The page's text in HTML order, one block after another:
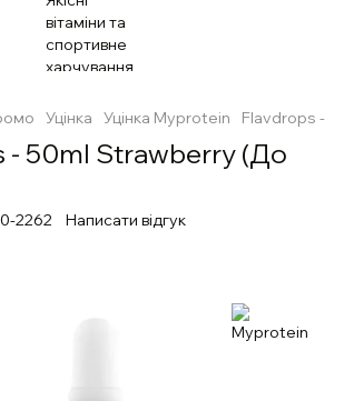
Уцінка Уцінка Myprotein Flavdrops -
- 50ml Strawberry (До
2262 Написати відгук